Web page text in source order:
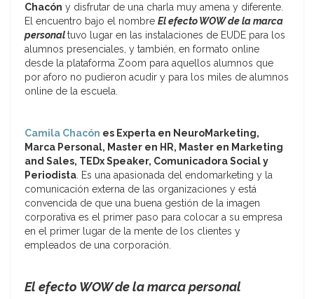
Chacón y disfrutar de una charla muy amena y diferente.
El encuentro bajo el nombre El efecto WOW de la marca
personaltuvo lugar en las instalaciones de EUDE para los
alumnos presenciales, y también, en formato online
desde la plataforma Zoom para aquellos alumnos que
por aforo no pudieron acudir y para los miles de alumnos
online de la escuela.
Camila Chacón es Experta en NeuroMarketing,
Marca Personal, Master en HR, Master en Marketing
and Sales, TEDx Speaker, Comunicadora Social y
Periodista. Es una apasionada del endomarketing y la
comunicación externa de las organizaciones y está
convencida de que una buena gestión de la imagen
corporativa es el primer paso para colocar a su empresa
en el primer lugar de la mente de los clientes y
empleados de una corporación.
El efecto WOW de la marca personal